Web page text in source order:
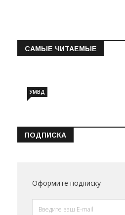
САМЫЕ ЧИТАЕМЫЕ
УМВД
ПОДПИСКА
Оформите подписку